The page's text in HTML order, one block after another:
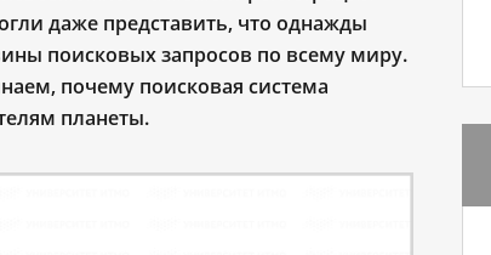
даже представить, что однажды
поисковых запросов по всему миру.
почему поисковая система
планеты.